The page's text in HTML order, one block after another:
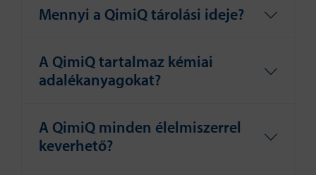
Mennyi a QimiQ tárolási ideje?
A QimiQ tartalmaz kémiai
adalékanyagokat?
A QimiQ minden élelmiszerrel
keverhető?